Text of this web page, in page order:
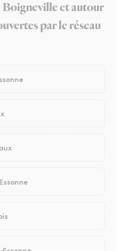
et autour
par le réseau